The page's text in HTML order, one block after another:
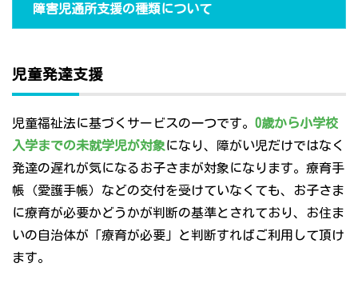
障害児通所支援の種類について
児童発達支援
児童福祉法に基づくサービスの一つです。 0歳から小学校
入学までの未就学児が対象になり、障がい児だけではなく
発達の遅れが気になるお子さまが対象になります。療育手
帳（愛護手帳）などの交付を受けていなくても、お子さま
に療育が必要かどうかが判断の基準とされており、お住ま
いの自治体が「療育が必要」と判断すればご利用して頂け
ます。